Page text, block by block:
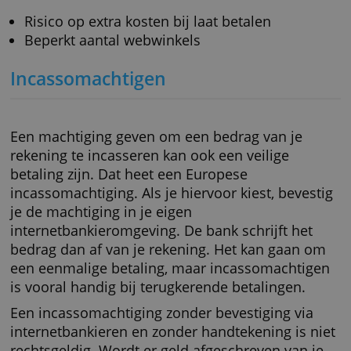
Pas na ontvangst betalen
Ruime betaaltermijn
weken terugstuurt
Nadelen:
Veel bedrijven rekenen extra kosten
Niet wereldwijd
Hoge kosten als je te laat betaalt
Beperkt aantal webwinkels
Achteraf betalen met een